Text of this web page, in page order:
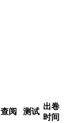
查阅 测试
出卷
时间